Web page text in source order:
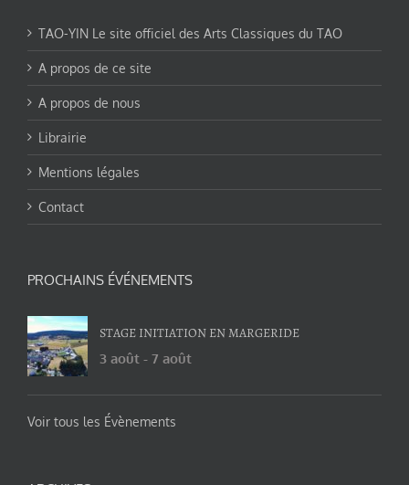
TAO-YIN Le site officiel des Arts Classiques du TAO
A propos de ce site
A propos de nous
Librairie
Mentions légales
Contact
PROCHAINS ÉVÉNEMENTS
STAGE INITIATION EN MARGERIDE
3 août - 7 août
Voir tous les Évènements